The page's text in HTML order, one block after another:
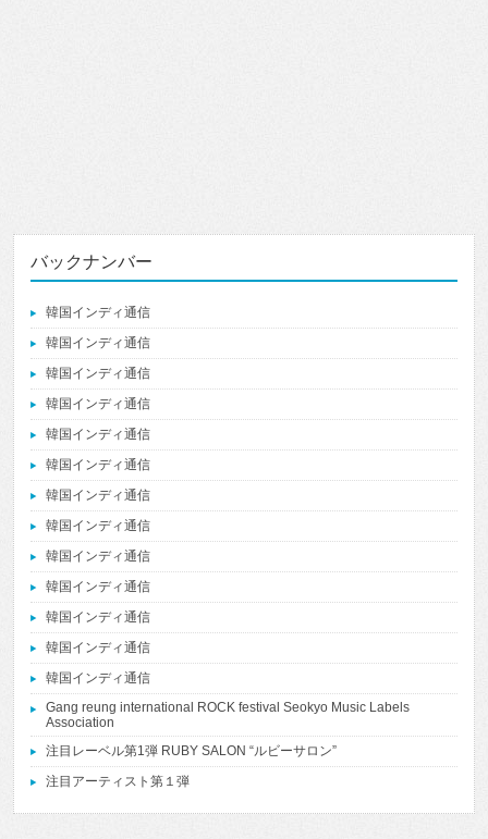
バックナンバー
韓国インディ通信
韓国インディ通信
韓国インディ通信
韓国インディ通信
韓国インディ通信
韓国インディ通信
韓国インディ通信
韓国インディ通信
韓国インディ通信
韓国インディ通信
韓国インディ通信
韓国インディ通信
韓国インディ通信
Gang reung international ROCK festival Seokyo Music Labels
Association
注目レーベル第1弾 RUBY SALON “ルビーサロン”
注目アーティスト第１弾